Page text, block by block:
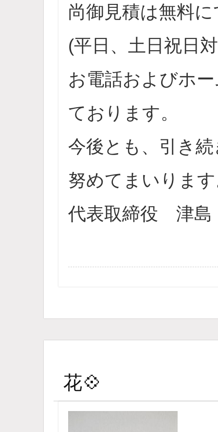
尚御見積は無料
(平日、土日祝日
お電話およびホ
ております。
今後とも、引き
努めてまいりま
代表取締役 津
花💠